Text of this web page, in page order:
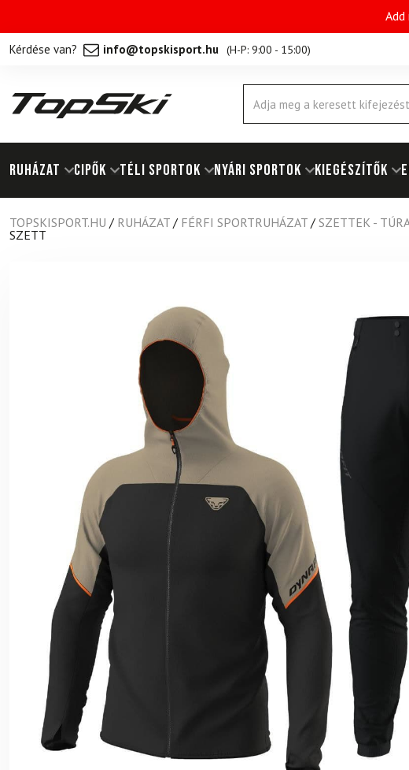
Add
Kérdése van? info@topskisport.hu (H-P: 9:00 - 15:00)
Products
search
RUHÁZAT Cipők TÉLI SPORTOK NYÁRI SPORTOK KIEGÉSZÍTŐK
TOPSKISPORT.HU / RUHÁZAT / FÉRFI SPORTRUHÁZAT / SZETTEK -
SZETT